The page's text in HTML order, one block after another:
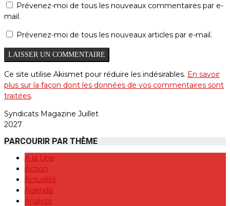
Prévenez-moi de tous les nouveaux commentaires par e-
mail.
Prévenez-moi de tous les nouveaux articles par e-mail.
Ce site utilise Akismet pour réduire les indésirables. En savoir
plus sur la façon dont les données de vos commentaires sont
traitées.
Syndicats Magazine Juillet
2027
PARCOURIR PAR THÈME
A la Une
Action
Actualité
Agenda
Analyse